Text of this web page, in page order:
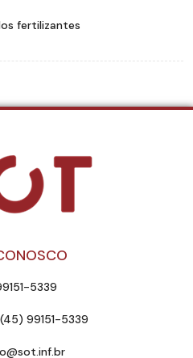
fertilizantes
5339
99151-5339